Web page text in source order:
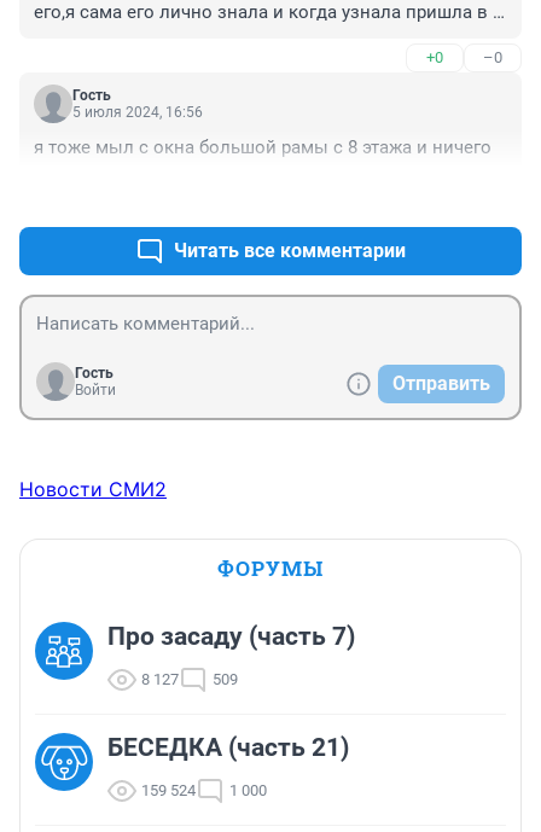
его,я сама его лично знала и когда узнала пришла в
+0 –0
Гость
5 июля 2024, 16:56
я тоже мыл с окна большой рамы с 8 этажа и ничего
Читать все комментарии
Гость
Войти
Отправить
Новости СМИ2
ФОРУМЫ
Про засаду (часть 7)
8 127 509
БЕСЕДКА (часть 21)
159 524 1 000